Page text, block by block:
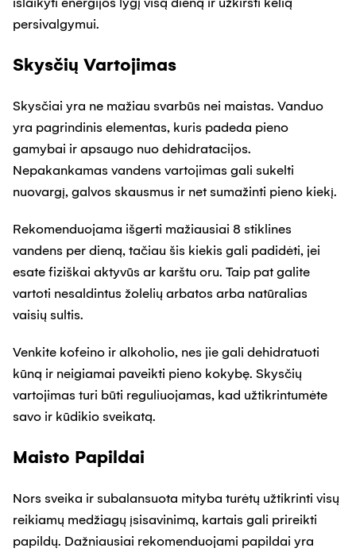
persivalgymui.
Skysčių Vartojimas
Skysčiai yra ne mažiau svarbūs nei maistas. Vanduo
yra pagrindinis elementas, kuris padeda pieno
gamybai ir apsaugo nuo dehidratacijos.
Nepakankamas vandens vartojimas gali sukelti
nuovargį, galvos skausmus ir net sumažinti pieno kiekį.
Rekomenduojama išgerti mažiausiai 8 stiklines
vandens per dieną, tačiau šis kiekis gali padidėti, jei
esate fiziškai aktyvūs ar karštu oru. Taip pat galite
vartoti nesaldintus žolelių arbatos arba natūralias
vaisių sultis.
Venkite kofeino ir alkoholio, nes jie gali dehidratuoti
kūną ir neigiamai paveikti pieno kokybę. Skysčių
vartojimas turi būti reguliuojamas, kad užtikrintumėte
savo ir kūdikio sveikatą.
Maisto Papildai
Nors sveika ir subalansuota mityba turėtų užtikrinti visų
reikiamų medžiagų įsisavinimą, kartais gali prireikti
papildų. Dažniausiai rekomenduojami papildai yra